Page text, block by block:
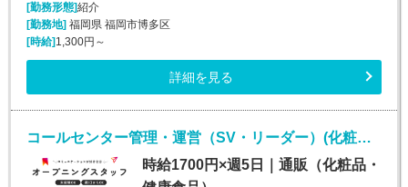
[勤務形態]紹介
[勤務地] 福岡県 福岡市博多区
[時給] 1,300円～
詳細を見る
コールセンター管理・運営（SV・リーダー）(化粧品・サプリメント・健康食品問い合わせセンターのSV・LD)
時給1700円×週5日｜通販（化粧品・